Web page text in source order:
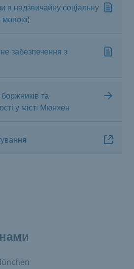
в надзвичайну соціальну
мовою)
забезпечення з
та
у місті Мюнхен